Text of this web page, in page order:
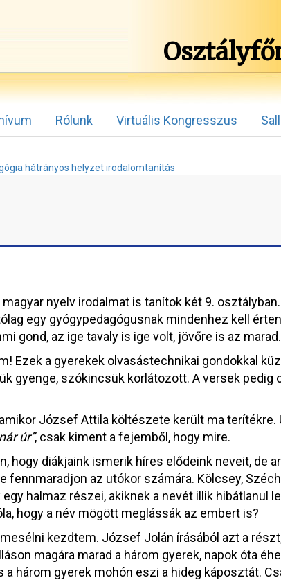
Rólunk Virtuális Kongresszus
hátrányos helyzetirodalomtanítás
magyar nyelv irodalmat is tanítok két 9.
egy gyógypedagógusnak mindenhez kell
gond, az ige tavaly is ige volt, jövőre is az marad.
Ezek a gyerekek olvasástechnikai gondokkal
gyenge, szókincsük korlátozott. A versek pedig
József Attila költészete került ma terítékre.
úr”, csak kiment a fejemből, hogy mire.
hogy diákjaink ismerik híres elődeink neveit, de
fennmaradjon az utókor számára. Kölcsey,
halmaz részei, akiknek a nevét illik hibátlanul
hogy a név mögött meglássák az embert is?
kezdtem. József Jolán írásából azt a
magára marad a három gyerek, napok óta
a három gyerek mohón eszi a hideg káposztát.